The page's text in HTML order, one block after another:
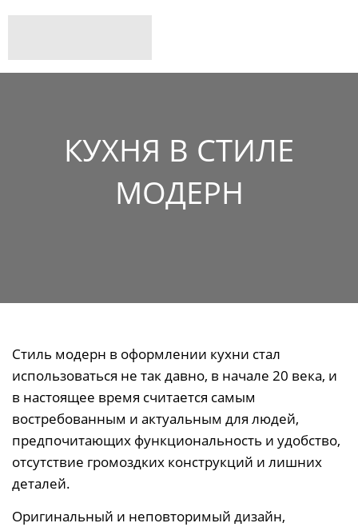
КУХНЯ В СТИЛЕ
МОДЕРН
Стиль модерн в оформлении кухни стал
использоваться не так давно, в начале 20 века, и
в настоящее время считается самым
востребованным и актуальным для людей,
предпочитающих функциональность и удобство,
отсутствие громоздких конструкций и лишних
деталей.
Оригинальный и неповторимый дизайн,